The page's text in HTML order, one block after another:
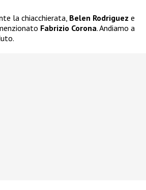
la chiacchierata, Belen Rodriguez e
Fabrizio Corona. Andiamo a